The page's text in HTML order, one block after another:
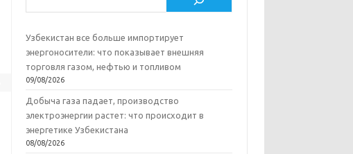
Узбекистан все больше импортирует
энергоносители: что показывает внешняя
торговля газом, нефтью и топливом
09/08/2026
Добыча газа падает, производство
электроэнергии растет: что происходит в
энергетике Узбекистана
08/08/2026